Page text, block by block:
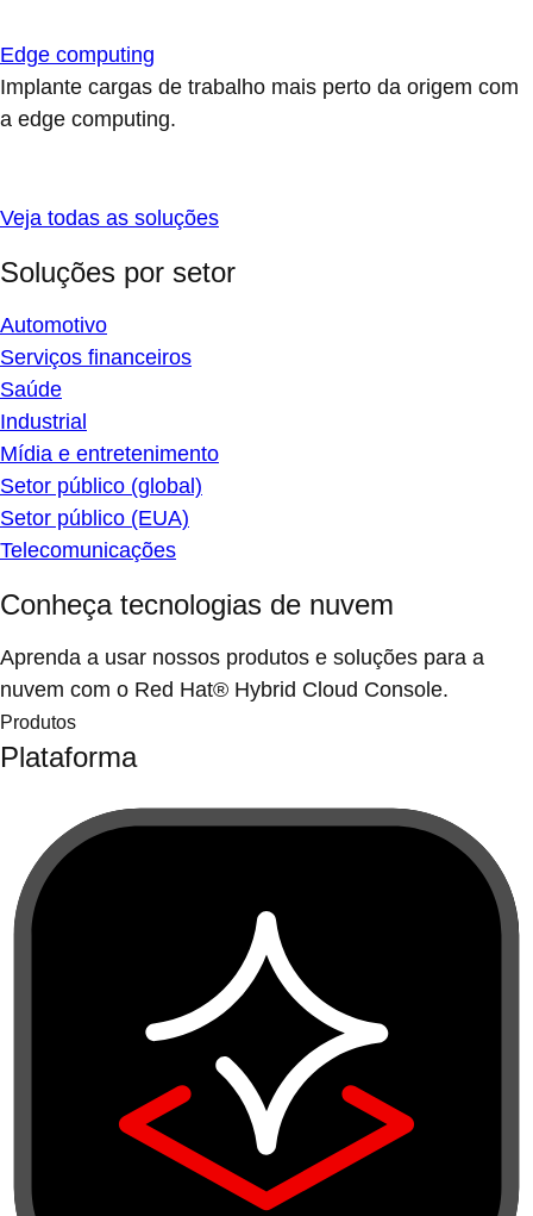
Edge computing
Implante cargas de trabalho mais perto da origem com
a edge computing.
Veja todas as soluções
Soluções por setor
Automotivo
Serviços financeiros
Saúde
Industrial
Mídia e entretenimento
Setor público (global)
Setor público (EUA)
Telecomunicações
Conheça tecnologias de nuvem
Aprenda a usar nossos produtos e soluções para a
nuvem com o Red Hat® Hybrid Cloud Console.
Produtos
Plataforma